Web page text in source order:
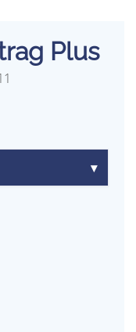
Plus
▾